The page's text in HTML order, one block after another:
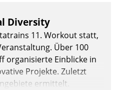
Diversity
11. Workout statt,
Über 100
organisierte Einblicke in
Projekte. Zuletzt
ermittelt.